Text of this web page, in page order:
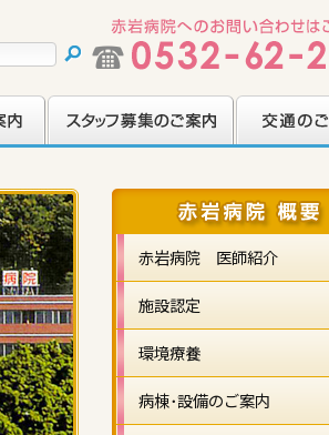
スタッフ募集のご案内 交通のご案内
赤岩病院 医師紹介
施設認定
環境療養
病棟･設備のご案内